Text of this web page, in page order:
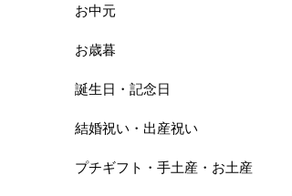
お中元
お歳暮
誕生日・記念日
結婚祝い・出産祝い
プチギフト・手土産・お土産